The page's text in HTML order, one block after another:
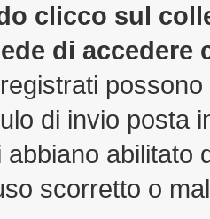
clicco sul
di accedere
di invio posta
abbiano abilitato
scorretto o